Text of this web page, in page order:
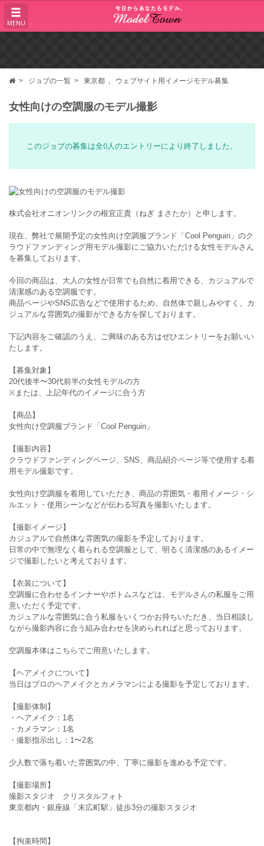
MENU
ジョブの一覧 東京都 ウェブサイト用イメージモデル募集
女性向けの空調服のモデル撮影
このジョブの募集は全0人のエントリーにより終了しました。
株式会社オニオンリンクの根宜正貴（ねぎ まさたか）と申します。
現在、弊社で展開予定の女性向け空調服ブランド「Cool Penguin」のク
ラウドファンディング用モデル撮影にご協力いただける女性モデルさん
を募集しております。
今回の商品は、大人の女性が日常でも自然に着用できる、カジュアルで
清潔感のある空調服です。
商品ページやSNS広告などで使用するため、自然体で親しみやすく、カ
ジュアルな雰囲気の撮影ができる方を探しております。
下記内容をご確認のうえ、ご興味のある方はぜひエントリーをお願いい
たします。
【募集対象】
20代後半〜30代前半の女性モデルの方
※または、上記年代のイメージに合う方
【商品】
女性向け空調服ブランド「Cool Penguin」
【撮影内容】
クラウドファンディングページ、SNS、商品紹介ページ等で使用する着
用モデル撮影です。
女性向け空調服を着用していただき、商品の雰囲気・着用イメージ・シ
ルエット・使用シーンなどが伝わる写真を撮影いたします。
【撮影イメージ】
カジュアルで自然体な雰囲気の撮影を予定しております。
日常の中で無理なく着られる空調服として、明るく清潔感のあるイメー
ジで撮影したいと考えております。
【衣装について】
空調服に合わせるインナーやボトムスなどは、モデルさんの私服をご用
意いただく予定です。
カジュアルな雰囲気に合う私服をいくつかお持ちいただき、当日相談し
ながら撮影内容に合う組み合わせを決められればと思っております。
空調服本体はこちらでご用意いたします。
【ヘアメイクについて】
当日はプロのヘアメイクとカメラマンによる撮影を予定しております。
【撮影体制】
・ヘアメイク：1名
・カメラマン：1名
・撮影指示出し：1〜2名
少人数で落ち着いた雰囲気の中、丁寧に撮影を進める予定です。
【撮影場所】
撮影スタジオ クリスタルフォト
東京都内・銀座線「末広町駅」徒歩3分の撮影スタジオ
【拘束時間】